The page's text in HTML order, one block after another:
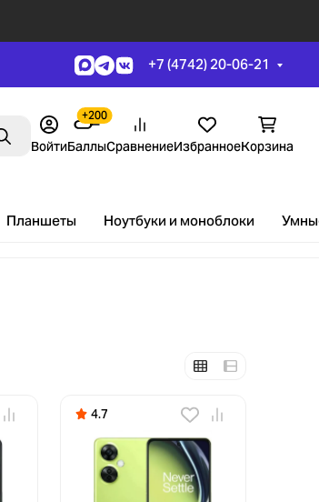
+7 (4742) 20-06-21
ПоискВойтиБаллы
+200
СравнениеИзбранноеКорзина
Планшеты Ноутбуки и моноблоки
4.7